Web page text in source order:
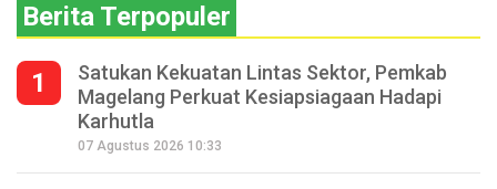
Berita Terpopuler
1
Satukan Kekuatan Lintas Sektor, Pemkab
Magelang Perkuat Kesiapsiagaan Hadapi
Karhutla
07 Agustus 2026 10:33